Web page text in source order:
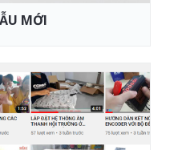
MỚI